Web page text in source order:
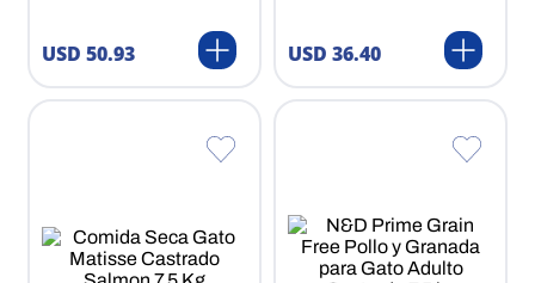
Holiday
Calox
Acana
Multipet
USD 50.93 USD 36.40